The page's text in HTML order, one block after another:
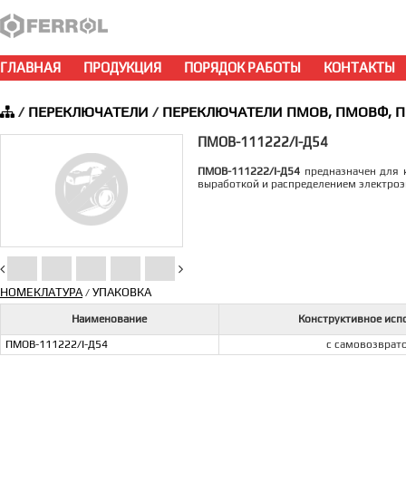
ГЛАВНАЯ ПРОДУКЦИЯ ПОРЯДОК РАБОТЫ КОНТАКТЫ
/ ПЕРЕКЛЮЧАТЕЛИ / ПЕРЕКЛЮЧАТЕЛИ ПМОВ, ПМОВФ,
ПМОВ-111222/I-Д54
ПМОВ-111222/I-Д54 предназначен для
выработкой и распределением
НОМЕКЛАТУРА/ УПАКОВКА
Наименование
Конструктивное
ПМОВ-111222/I-Д54
с